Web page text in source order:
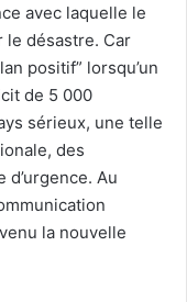
avec laquelle le
le désastre. Car
positif” lorsqu’un
de 5 000
sérieux, une telle
des
Au
la nouvelle